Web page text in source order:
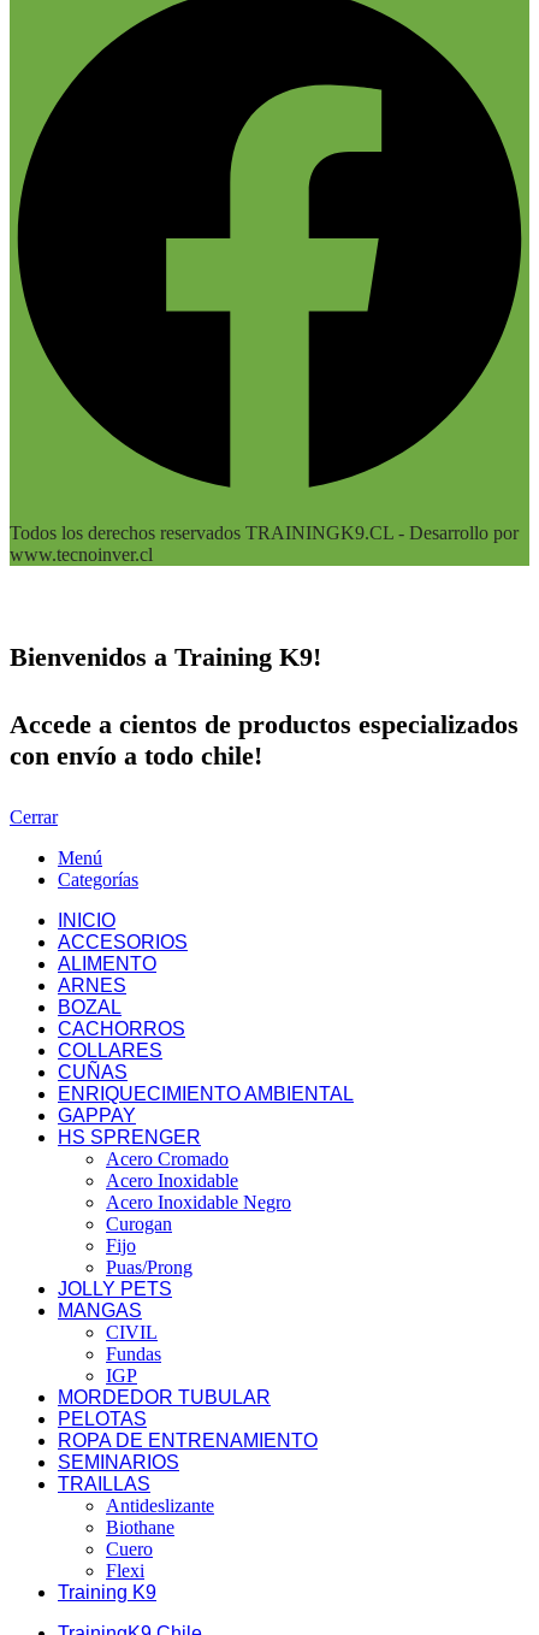
Todos los derechos reservados TRAININGK9.CL - Desarrollo por
www.tecnoinver.cl
Bienvenidos a Training K9!
Accede a cientos de productos especializados
con envío a todo chile!
Cerrar
Menú
Categorías
INICIO
ACCESORIOS
ALIMENTO
ARNES
BOZAL
CACHORROS
COLLARES
CUÑAS
ENRIQUECIMIENTO AMBIENTAL
GAPPAY
HS SPRENGER
Acero Cromado
Acero Inoxidable
Acero Inoxidable Negro
Curogan
Fijo
Puas/Prong
JOLLY PETS
MANGAS
CIVIL
Fundas
IGP
MORDEDOR TUBULAR
PELOTAS
ROPA DE ENTRENAMIENTO
SEMINARIOS
TRAILLAS
Antideslizante
Biothane
Cuero
Flexi
Training K9